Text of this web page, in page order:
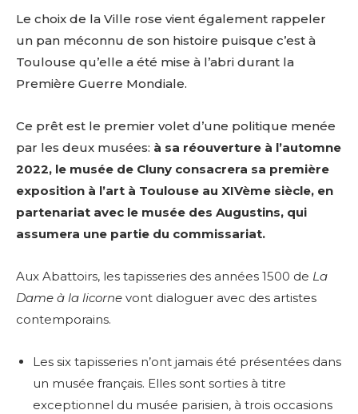
Le choix de la Ville rose vient également rappeler
un pan méconnu de son histoire puisque c’est à
Toulouse qu’elle a été mise à l’abri durant la
Première Guerre Mondiale.
Ce prêt est le premier volet d’une politique menée
par les deux musées: à sa réouverture à l’automne
2022, le musée de Cluny consacrera sa première
exposition à l’art à Toulouse au XIVème siècle, en
partenariat avec le musée des Augustins, qui
assumera une partie du commissariat.
Aux Abattoirs, les tapisseries des années 1500 de La
Dame à la licorne vont dialoguer avec des artistes
contemporains.
Les six tapisseries n’ont jamais été présentées dans
un musée français. Elles sont sorties à titre
exceptionnel du musée parisien, à trois occasions